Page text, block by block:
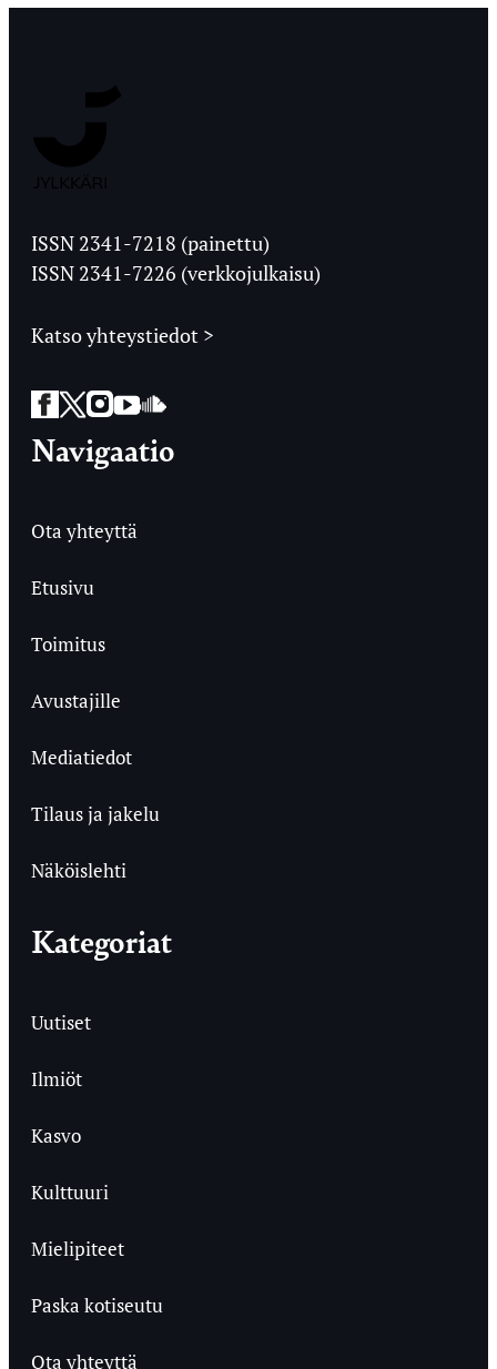
Ylioppilaslehti
ISSN 2341-7218 (painettu)
ISSN 2341-7226 (verkkojulkaisu)
Katso yhteystiedot >
Facebook
Twitter
Instagram
YouTube
SoundCloud
Navigaatio
Ota yhteyttä
Etusivu
Toimitus
Avustajille
Mediatiedot
Tilaus ja jakelu
Näköislehti
Kategoriat
Uutiset
Ilmiöt
Kasvo
Kulttuuri
Mielipiteet
Paska kotiseutu
Ota yhteyttä